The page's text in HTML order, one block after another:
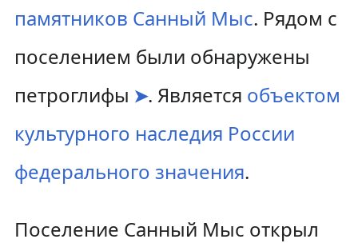
памятников Санный Мыс. Рядом с
поселением были обнаружены
петроглифы ➤. Является объектом
культурного наследия России
федерального значения.
Поселение Санный Мыс открыл